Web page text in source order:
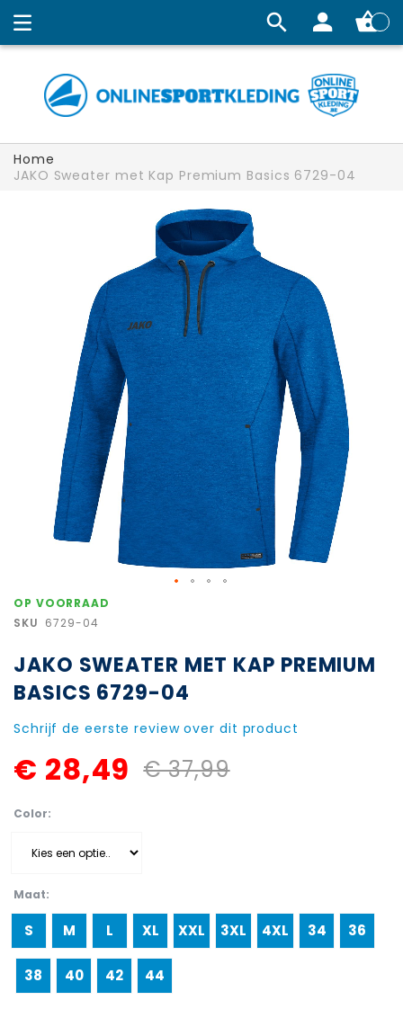
Home
JAKO Sweater met Kap Premium Basics 6729-04
OP VOORRAAD
SKU 6729-04
JAKO SWEATER MET KAP PREMIUM
BASICS 6729-04
Schrijf de eerste review over dit product
€ 28,49 € 37,99
Color
Maat
S M L XL XXL 3XL 4XL 34 36
38 40 42 44
afbeeldingen-
Ga
naar
van
de
afbeeldingen-